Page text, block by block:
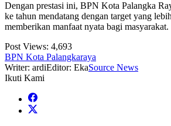
Dengan prestasi ini, BPN Kota Palangka
ke tahun mendatang dengan target yang
memberikan manfaat nyata bagi masyarakat.
Post Views: 4,693
BPN Kota Palangkaraya
Writer: ardiEditor: EkaSource News
Ikuti Kami